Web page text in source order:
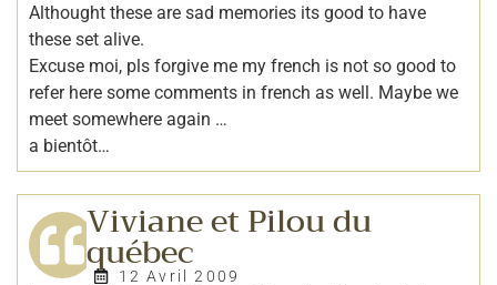
Althought these are sad memories its good to have
these set alive.
Excuse moi, pls forgive me my french is not so good to
refer here some comments in french as well. Maybe we
meet somewhere again …
a bientôt…
Viviane et Pilou du
québec
12 Avril 2009